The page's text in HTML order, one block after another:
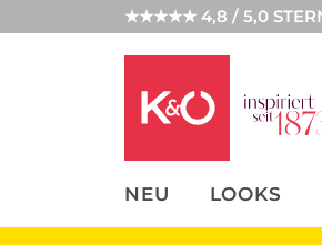
★★★★★ 4,8 / 5,0
NEU LOOKS
UNSERE APP
CLICK &